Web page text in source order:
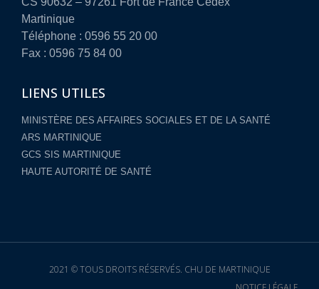
Martinique
Téléphone : 0596 55 20 00
Fax : 0596 75 84 00
LIENS UTILES
MINISTÈRE DES AFFAIRES SOCIALES ET DE LA SANTÉ
ARS MARTINIQUE
GCS SIS MARTINIQUE
HAUTE AUTORITÉ DE SANTÉ
2021 © TOUS DROITS RÉSERVÉS. CHU DE MARTINIQUE